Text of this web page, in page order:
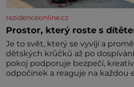
rezidenceonline.cz
Prostor, který roste s
Je to svět, který se vyvíjí a
dětských krůčků až po
pokoj podporuje bezpečí,
odpočinek a reaguje na každou